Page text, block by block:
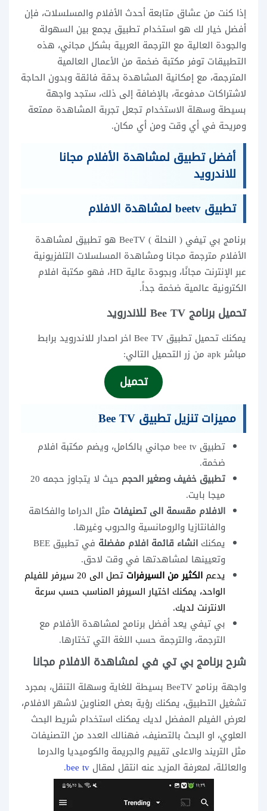
إذا كنت من عشاق متابعة أحدث الأفلام والمسلسلات، فإن
أفضل خيار لك هو استخدام تطبيق يجمع بين السهولة
والجودة العالية مع الترجمة العربية بشكل مجاني، هذه
التطبيقات توفر مكتبة ضخمة من الأعمال العالمية
المترجمة، مع إمكانية المشاهدة بدقة فائقة وبدون الحاجة
لاشتراكات مدفوعة، بالإضافة إلى ذلك، ستجد واجهة
بسيطة وسهلة الاستخدام تجعل تجربة المشاهدة ممتعة
ومريحة في أي وقت ومن أي مكان.
أفضل تطبيق لمشاهدة الأفلام مجانا
للاندرويد
تطبيق beetv لمشاهدة الافلام
برنامج بي تيفي ( النحلة ) BeeTV هو تطبيق لمشاهدة
الأفلام مترجمة مجانا ومشاهدة المسلسلات التلفزيونية
عبر الإنترنت مجانًا، وبجودة عالية HD، فهو مكتبة افلام
الكترونية عالمية ضخمة جداً.
تحميل برنامج Bee TV للاندرويد
يمكنك تحميل تطبيق Bee TV اخر اصدار للاندرويد برابط
مباشر apk من زر التحميل التالي:
تحميل
مميزات تنزيل تطبيق Bee TV
تطبيق bee tv مجاني بالكامل، ويضم مكتبة افلام
ضخمة.
تطبيق خفيف وصغير الحجم
حيث لا يتجاوز حجمه 20
ميجا بايت.
الافلام مقسمة الى تصنيفات مثل الدراما والفكاهة
والفانتازيا والرومانسية والحروب وغيرها.
يمكنك انشاء قائمة افلام مفضلة
في تطبيق BEE
وتعيينها لمشاهدتها في وقت لاحق.
يدعم الكثير من السيرفرات
تصل الى 20 سيرفر للفيلم
الواحد، يمكنك اختيار السيرفر المناسب حسب سرعة
الانترنت لديك.
بي تيفي يعد أفضل برنامج لمشاهدة الأفلام مع
الترجمة، والترجمة حسب اللغة التي تختارها.
شرح برنامج بي تي في لمشاهدة الافلام مجانا
واجهة برنامج BeeTV بسيطة للغاية وسهلة التنقل، بمجرد
تشغيل التطبيق، يمكنك رؤية بعض العناوين لاشهر الافلام،
لعرض الفيلم المفضل لديك يمكنك استخدام شريط البحث
العلوي، او البحث بالتصنيف، فهنالك العدد من التصنيفات
مثل التريند والاعلى تقييم والجريمة والكوميديا والدرما
والعائلة، لمعرفة المزيد عنه انتقل لمقال bee tv
.